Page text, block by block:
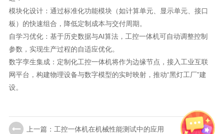
模块化设计：通过标准化功能模块（如计算单元、显示单元、接口
板）的快速组合，降低定制成本与交付周期。
自学习优化：基于历史数据与AI算法，工控一体机可自动调整控制
参数，实现生产过程的自适应优化。
数字孪生集成：定制化工控一体机将作为边缘节点，接入工业互联
网平台，构建物理设备与数字模型的实时映射，推动“黑灯工厂”建
设。
上一篇：工控一体机在机械性能测试中的应用